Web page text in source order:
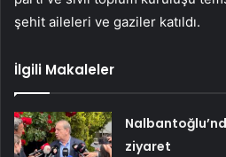
şehit aileleri ve gaziler katıldı.
İlgili Makaleler
ziyaret